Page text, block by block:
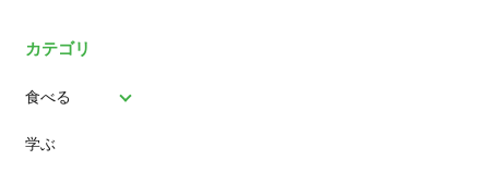
カテゴリ
食べる
パン
学ぶ